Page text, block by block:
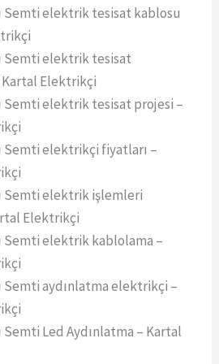
elektrik tesisat kablosu
Semti elektrik tesisat
Elektrikçi
elektrik tesisat projesi –
elektrikçi fiyatları –
Semti elektrik işlemleri
Elektrikçi
elektrik kablolama –
aydınlatma elektrikçi –
Led Aydınlatma – Kartal